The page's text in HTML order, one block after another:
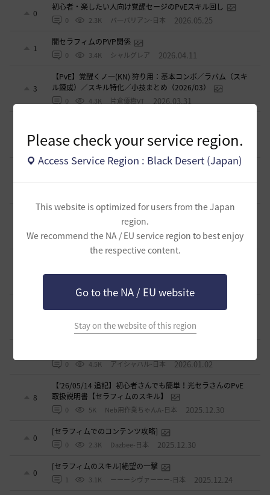
Please check your service region.
Access Service Region : Black Desert (Japan)
This website is optimized for users from the Japan
region.
We recommend the NA / EU service region to best enjoy
the respective content.
Go to the NA / EU website
Stay on the website of this region
0
初心者・楽したい人向け覚醒セージのPvEスキル回し
0 2.3K バ一バリアン-日本 2026.05.25
1
闇セラフィムのPVP関係
0 3.4K シャルグレア 2026.04.11
3
【PvE】覚醒くノ一(KN) 狩り用：基本コンボ／ラバム（スキ
ル錬成）／スキル特化／小技まとめ（2026/03）
0 4.3K 片倉優樹VT 2026.03.31
9
ウィザード/覚醒ウサ】※3/31更新
0 6.1K アイシャハル-日本 2026.03.10
5
【PvE】デッドアイ(DE) 狩り用：基本コンボ／ラバム（スキ
コルセアの奪われた歴史 黒い砂漠史上１ではないだろ
1 2.7K もんもんもん 2026.02.16
覚醒メグ スキル紹介＆簡易コンボ集 Vol.1 メイン武器編
4.2K さすらいの旅人 2026.02.13
0 4.5K アイシャハル-日本 2026.01.02
8
【’26/05/14 追記】初心者さんでも簡単！光セラさんのPvE
取扱説明書【セラフィムのスキル】
0 5K Neb用作業ちゃんA-日本 2025.12.30
0
[セラフィムでのコンテンツ攻略]
0 2.3K Dazbee-日本 2025.12.30
0
[セラフィムのスキル]絶望の一撃
1 3.1K ーーーシヴァーーー-日本 2025.12.24